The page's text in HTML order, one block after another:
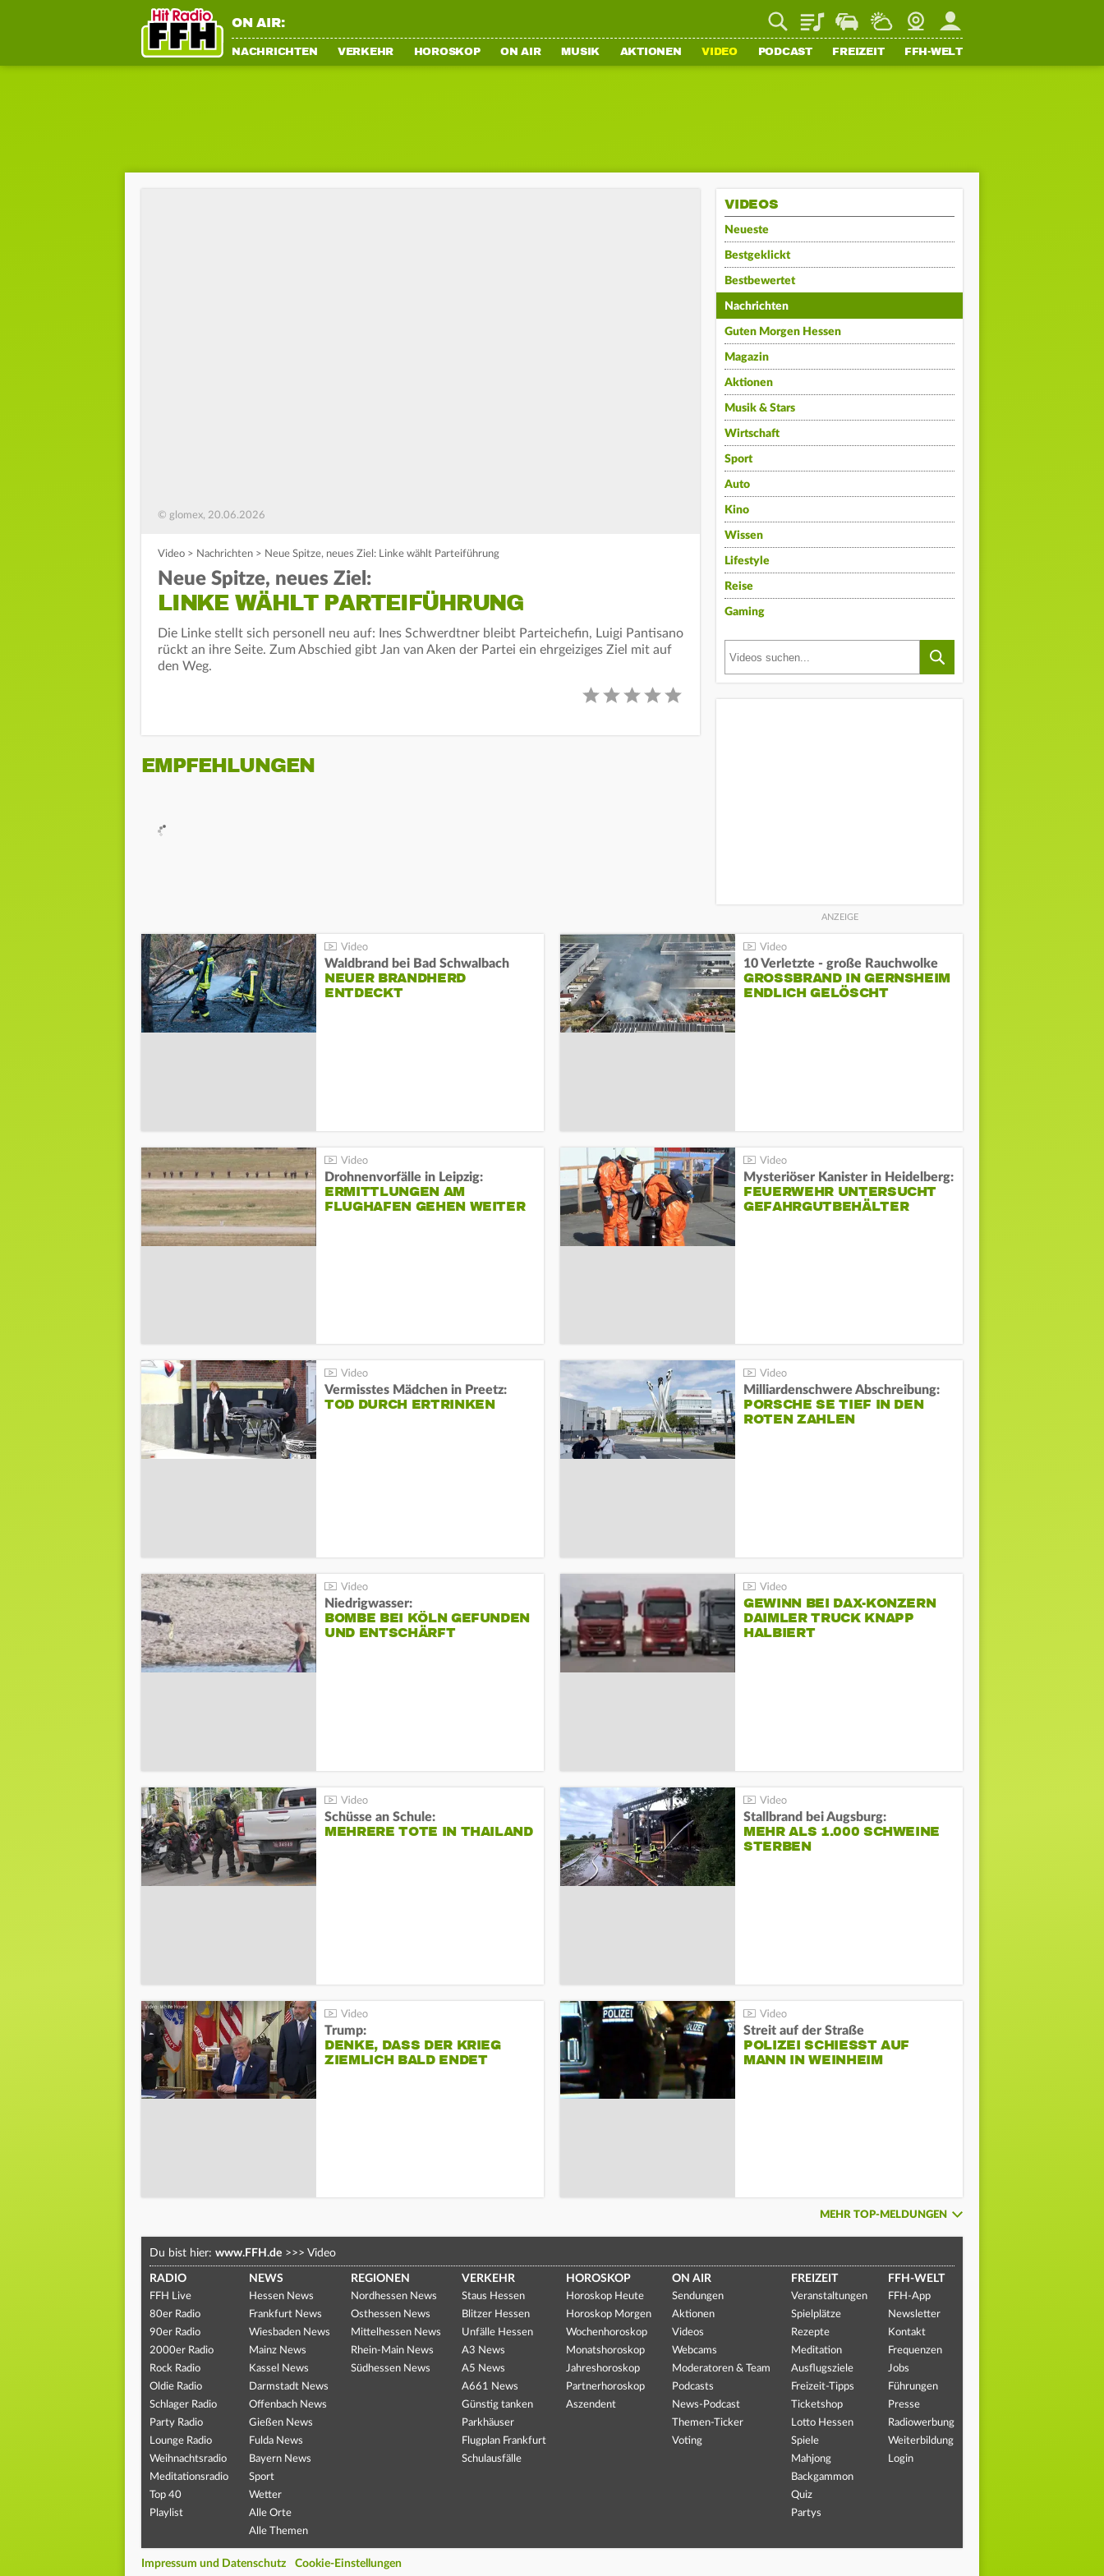
ON AIR: PlaylistStaupilotWetterWebcamMein FFH
NACHRICHTEN VERKEHR HOROSKOP ON AIR MUSIK AKTIONEN VIDEO PODCAST FREIZEIT FFH-WELT
© glomex, 20.06.2026
Video > Nachrichten > Neue Spitze, neues Ziel: Linke wählt Parteiführung
Neue Spitze, neues Ziel:
LINKE WÄHLT PARTEIFÜHRUNG
Die Linke stellt sich personell neu auf: Ines Schwerdtner bleibt Parteichefin, Luigi Pantisano
rückt an ihre Seite. Zum Abschied gibt Jan van Aken der Partei ein ehrgeiziges Ziel mit auf
den Weg.
EMPFEHLUNGEN
VIDEOS
Neueste
Bestgeklickt
Bestbewertet
Nachrichten
Guten Morgen Hessen
Magazin
Aktionen
Musik & Stars
Wirtschaft
Sport
Auto
Kino
Wissen
Lifestyle
Reise
Gaming
Waldbrand bei Bad Schwalbach
NEUER BRANDHERD
ENTDECKT
10 Verletzte - große Rauchwolke
GROSSBRAND IN GERNSHEIM E
NDLICH GELÖSCHT
Drohnenvorfälle in Leipzig:
ERMITTLUNGEN AM
FLUGHAFEN GEHEN WEITER
Mysteriöser Kanister in Heidelberg:
FEUERWEHR UNTERSUCHT
GEFAHRGUTBEHÄLTER
Vermisstes Mädchen in Preetz:
TOD DURCH ERTRINKEN
Milliardenschwere Abschreibung:
PORSCHE SE TIEF IN DEN
ROTEN ZAHLEN
Niedrigwasser:
BOMBE BEI KÖLN GEFUNDEN
UND ENTSCHÄRFT
GEWINN BEI DAX-KONZERN
DAIMLER TRUCK KNAPP
HALBIERT
Schüsse an Schule:
MEHRERE TOTE IN THAILAND
Stallbrand bei Augsburg:
MEHR ALS 1.000 SCHWEINE
STERBEN
Trump:
DENKE, DASS DER KRIEG
ZIEMLICH BALD ENDET
Streit auf der Straße
POLIZEI SCHIESST AUF M
ANN IN WEINHEIM
MEHR TOP-MELDUNGEN
Du bist hier: www.FFH.de >>> Video
RADIO
FFH Live
80er Radio
90er Radio
2000er Radio
Rock Radio
Oldie Radio
Schlager Radio
Party Radio
Lounge Radio
Weihnachtsradio
Meditationsradio
Top 40
Playlist
NEWS
Hessen News
Frankfurt News
Wiesbaden News
Mainz News
Kassel News
Darmstadt News
Offenbach News
Gießen News
Fulda News
Bayern News
Sport
Wetter
Alle Orte
Alle Themen
REGIONEN
Nordhessen News
Osthessen News
Mittelhessen News
Rhein-Main News
Südhessen News
VERKEHR
Staus Hessen
Blitzer Hessen
Unfälle Hessen
A3 News
A5 News
A661 News
Günstig tanken
Parkhäuser
Flugplan Frankfurt
Schulausfälle
HOROSKOP
Horoskop Heute
Horoskop Morgen
Wochenhoroskop
Monatshoroskop
Jahreshoroskop
Partnerhoroskop
Aszendent
ON AIR
Sendungen
Aktionen
Videos
Webcams
Moderatoren & Team
Podcasts
News-Podcast
Themen-Ticker
Voting
FREIZEIT
Veranstaltungen
Spielplätze
Rezepte
Meditation
Ausflugsziele
Freizeit-Tipps
Ticketshop
Lotto Hessen
Spiele
Mahjong
Backgammon
Quiz
Partys
FFH-WELT
FFH-App
Newsletter
Kontakt
Frequenzen
Jobs
Führungen
Presse
Radiowerbung
Weiterbildung
Login
Impressum und Datenschutz Cookie-Einstellungen